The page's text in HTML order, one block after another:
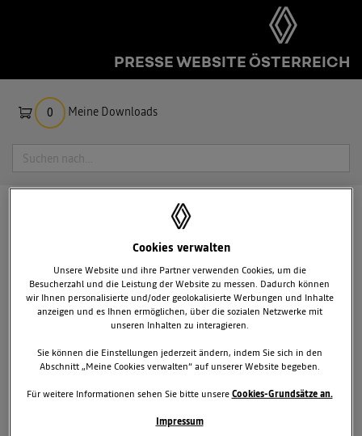
PRESSE WEBSITE ÖSTERREICH
0 Meine Downloads
Suche
RENAULT E.DAMS ZUM DRITTEN
MAL FORMEL-E-WELTMEISTER
Cookies verwalten
Unsere Website und ihre Partner verwenden Cookies, um die
Besucherzahl und die Leistung der Website zu messen. Dadurch können
wir Ihnen personalisierte und/oder geolokalisierte Werbungen und Inhalte
anzeigen und es Ihnen ermöglichen, über die sozialen Netzwerke mit
unseren Inhalten zu interagieren.
Sie können die Einstellungen jederzeit ändern, indem Sie sich in den
Abschnitt „Meine Cookies verwalten“ auf unserer Website begeben.
Für weitere Informationen sehen Sie bitte unsereCookies-Grundsätze an.
Impressum